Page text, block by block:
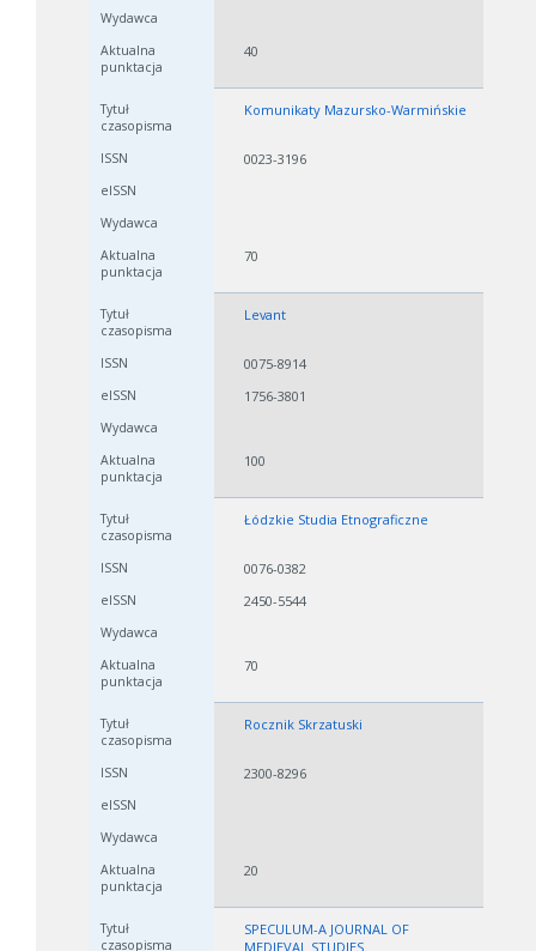
40
Komunikaty Mazursko-Warmińskie
0023-3196
70
Levant
0075-8914
1756-3801
100
Łódzkie Studia Etnograficzne
0076-0382
2450-5544
70
Rocznik Skrzatuski
2300-8296
20
SPECULUM-A JOURNAL OF
MEDIEVAL STUDIES